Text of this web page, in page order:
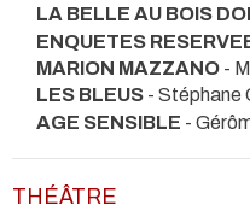
LA BELLE AU BOIS
ENQUETES
MARION MAZZANO -
LES BLEUS - Stéphane
AGE SENSIBLE -
THÉÂTRE